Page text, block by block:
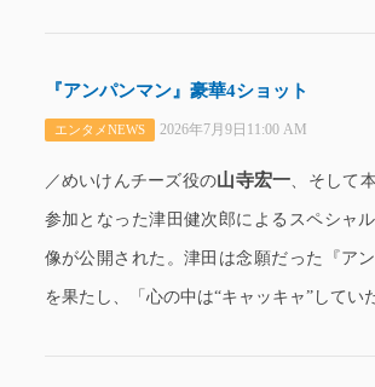
『アンパンマン』豪華4ショット
エンタメNEWS 2026年7月9日11:00 AM
／めいけんチーズ役の山寺宏一、そして
参加となった津田健次郎によるスペシャ
像が公開された。津田は念願だった『ア
を果たし、「心の中は“キャッキャ”してい